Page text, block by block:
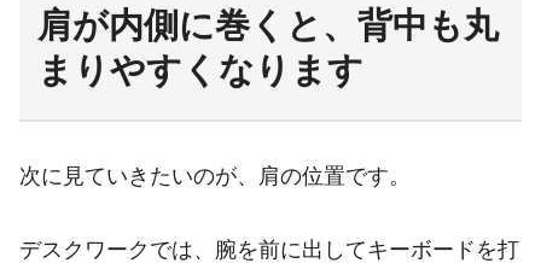
肩が内側に巻くと、背中も丸
まりやすくなります
次に見ていきたいのが、肩の位置です。
デスクワークでは、腕を前に出してキーボードを打